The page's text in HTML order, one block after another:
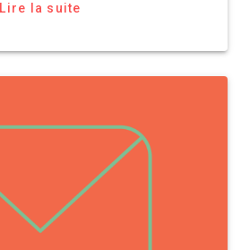
Lire la suite